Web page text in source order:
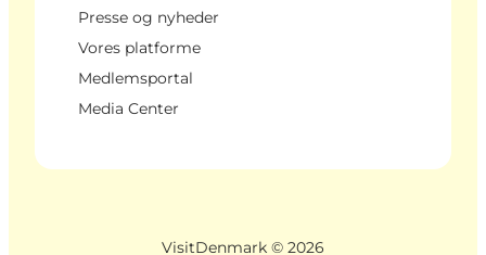
Presse og nyheder
Vores platforme
Medlemsportal
Media Center
VisitDenmark © 2026